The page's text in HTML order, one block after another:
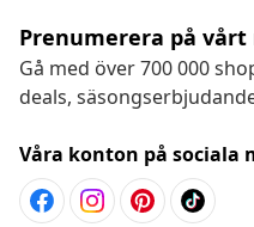
Prenumerera på
Gå med över 700 000
deals,
Våra konton på sociala